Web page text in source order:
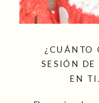
¿CUÁNTO
SESIÓN DE
EN